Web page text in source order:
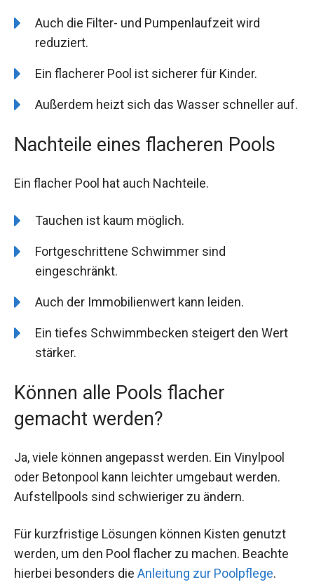
Auch die Filter- und Pumpenlaufzeit wird
reduziert.
Ein flacherer Pool ist sicherer für Kinder.
Außerdem heizt sich das Wasser schneller auf.
Nachteile eines flacheren Pools
Ein flacher Pool hat auch Nachteile.
Tauchen ist kaum möglich.
Fortgeschrittene Schwimmer sind
eingeschränkt.
Auch der Immobilienwert kann leiden.
Ein tiefes Schwimmbecken steigert den Wert
stärker.
Können alle Pools flacher
gemacht werden?
Ja, viele können angepasst werden. Ein Vinylpool
oder Betonpool kann leichter umgebaut werden.
Aufstellpools sind schwieriger zu ändern.
Für kurzfristige Lösungen können Kisten genutzt
werden, um den Pool flacher zu machen. Beachte
hierbei besonders die Anleitung zur Poolpflege.